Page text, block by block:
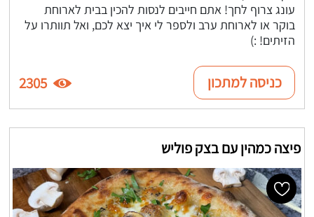
עונג צרוף לחך! אתם חייבים לנסות להכין בבית לארוחת
בוקר או לארוחת ערב ולספר לי איך יצא לכם, ואל תוותרו על
הזיתים! :)
כניסה למתכון 2305
פיצה כמהין עם בצק פוליש